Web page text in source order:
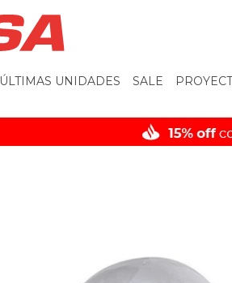
ÚLTIMAS UNIDADES SALE